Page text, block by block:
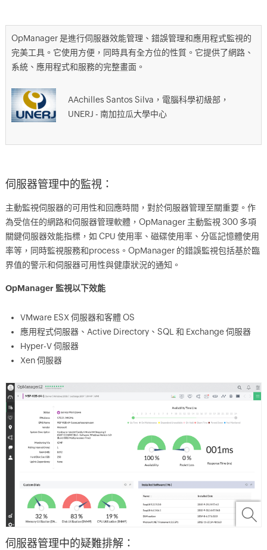
OpManager 是進行伺服器效能管理、錯誤管理和應用程式監視的
完美工具。它使用方便，同時具有全方位的性質。它提供了網路、
系統、應用程式和服務的完整畫面。
AAchilles Santos Silva，電腦科學初級部，
UNERJ - 南加拉瓜大學中心
伺服器管理中的監視：
主動監視伺服器的可用性和回應時間，對於伺服器管理至關重要。作
為受信任的網路和伺服器管理軟體，OpManager 主動監視 300 多項
關鍵伺服器效能指標，如 CPU 使用率、磁碟使用率、分區記憶體使用
率等，同時監視服務和process。OpManager 的錯誤監視包括基於臨
界值的警示和伺服器可用性與健康狀況的通知。
OpManager 監視以下效能
VMware ESX 伺服器和客體 OS
應用程式伺服器、Active Directory、SQL 和 Exchange 伺服器
Hyper-V 伺服器
Xen 伺服器
伺服器管理中的疑難排解：